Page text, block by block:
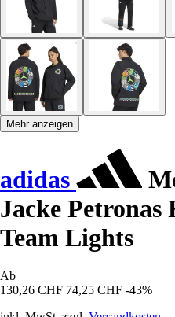
Mehr anzeigen
adidas
Jacke Petronas
Team Lights
Ab
130,26 CHF 74,25 CHF -43%